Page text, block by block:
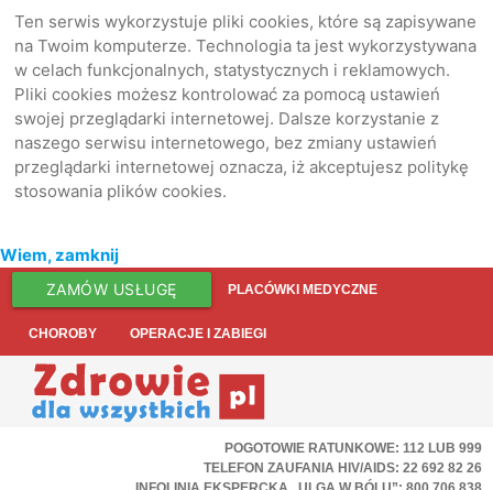
Ten serwis wykorzystuje pliki cookies, które są zapisywane
na Twoim komputerze. Technologia ta jest wykorzystywana
w celach funkcjonalnych, statystycznych i reklamowych.
Pliki cookies możesz kontrolować za pomocą ustawień
swojej przeglądarki internetowej. Dalsze korzystanie z
naszego serwisu internetowego, bez zmiany ustawień
przeglądarki internetowej oznacza, iż akceptujesz politykę
stosowania plików cookies.
Wiem, zamknij
ZAMÓW USŁUGĘ PLACÓWKI MEDYCZNE
CHOROBY OPERACJE I ZABIEGI
POGOTOWIE RATUNKOWE: 112 LUB 999
TELEFON ZAUFANIA HIV/AIDS: 22 692 82 26